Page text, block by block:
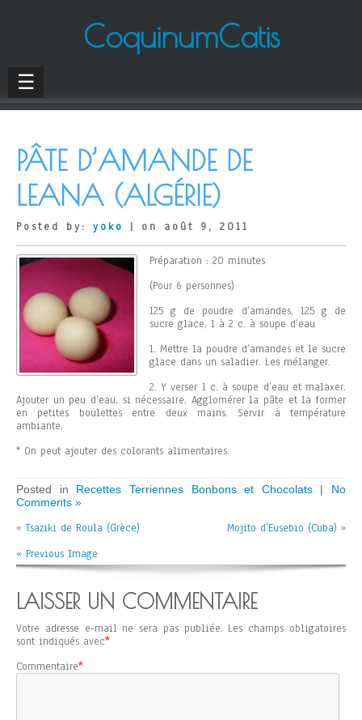
CoquinumCatis
☰
PÂTE D’AMANDE DE
LEANA (ALGÉRIE)
Posted by: yoko | on août 9, 2011
Préparation : 20 minutes
(Pour 6 personnes)
125 g de poudre d’amandes, 125 g de
sucre glace, 1 à 2 c. à soupe d’eau
1. Mettre la poudre d’amandes et le sucre
glace dans un saladier. Les mélanger.
2. Y verser 1 c. à soupe d’eau et malaxer.
Ajouter un peu d’eau, si nécessaire. Agglomérer la pâte et la former
en petites boulettes entre deux mains. Servir à température
ambiante.
* On peut ajouter des colorants alimentaires.
Posted in Recettes Terriennes Bonbons et Chocolats| No
Comments »
«Tsaziki de Roula (Grèce) Mojito d’Eusebio (Cuba) »
« Previous Image
LAISSER UN COMMENTAIRE
Votre adresse e-mail ne sera pas publiée. Les champs obligatoires
sont indiqués avec*
Commentaire*